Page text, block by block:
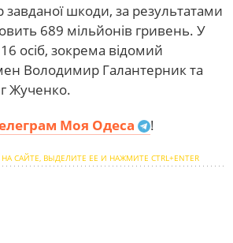
завданої шкоди, за результатами
689 мільйонів гривень. У
осіб, зокрема відомий
Володимир Галантерник та
Жученко.
Моя Одеса !
САЙТЕ, ВЫДЕЛИТЕ ЕЕ И НАЖМИТЕ CTRL+ENTER